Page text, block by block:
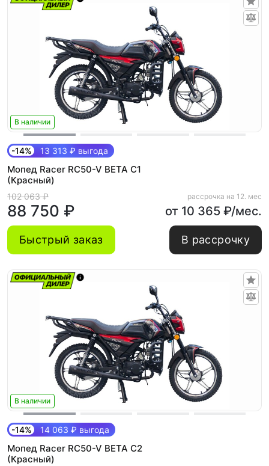
В наличии
-14% 13 313 ₽ выгода
Мопед Racer RC50-V BETA C1
(Красный)
102 063 ₽
88 750 ₽
рассрочка на 12. мес
от 10 365 ₽/мес.
Быстрый заказ В рассрочку
В наличии
-14% 14 063 ₽ выгода
Мопед Racer RC50-V BETA C2
(Красный)